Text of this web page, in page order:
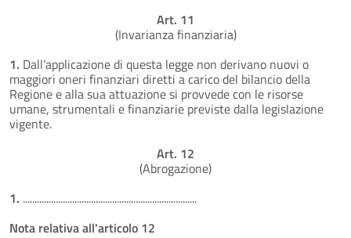
Art. 11
(Invarianza finanziaria)
1. Dall’applicazione di questa legge non derivano nuovi o
maggiori oneri finanziari diretti a carico del bilancio della
Regione e alla sua attuazione si provvede con le risorse
umane, strumentali e finanziarie previste dalla legislazione
vigente.
Art. 12
(Abrogazione)
1. ..........................................................................
Nota relativa all'articolo 12